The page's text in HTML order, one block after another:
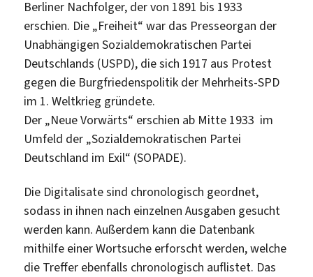
Berliner Nachfolger, der von 1891 bis 1933
erschien. Die „Freiheit“ war das Presseorgan der
Unabhängigen Sozialdemokratischen Partei
Deutschlands (USPD), die sich 1917 aus Protest
gegen die Burgfriedenspolitik der Mehrheits-SPD
im 1. Weltkrieg gründete.
Der „Neue Vorwärts“ erschien ab Mitte 1933 im
Umfeld der „Sozialdemokratischen Partei
Deutschland im Exil“ (SOPADE).
Die Digitalisate sind chronologisch geordnet,
sodass in ihnen nach einzelnen Ausgaben gesucht
werden kann. Außerdem kann die Datenbank
mithilfe einer Wortsuche erforscht werden, welche
die Treffer ebenfalls chronologisch auflistet. Das